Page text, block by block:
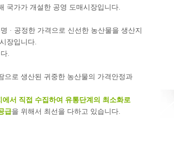
국가가 개설한 공영 도매시장입니다.
· 공정한 가격으로 신선한 농산물을 생산지
장입니다.
.
으로 생산된 귀중한 농산물의 가격안정과
서 직접 수집하여 유통단계의 최소화로
급을 위해서 최선을 다하고 있습니다.